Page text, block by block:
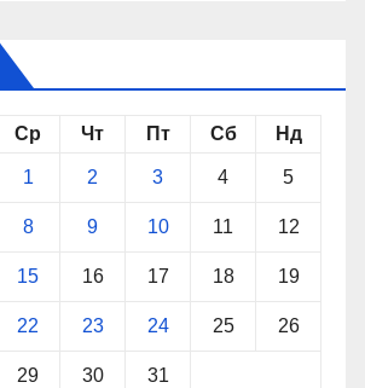
Ср Чт Пт Сб Нд
1 2 3 4 5
8 9 10 11 12
15 16 17 18 19
22 23 24 25 26
29 30 31